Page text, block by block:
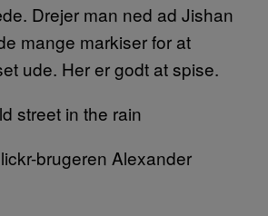
Drejer man ned ad Jishan
mange markiser for at
ude. Her er godt at spise.
brugeren Alexander